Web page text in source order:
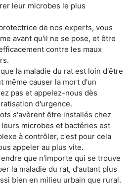
leur microbes le plus
de nos experts, vous
avant qu'il ne se pose, et être
contre les maux
la maladie du rat est loin d'être
même causer la mort d'un
pas et appelez-nous dès
d'urgence.
s'avèrent être installés chez
microbes et bactéries est
à contrôler, c'est pour cela
appeler au plus vite.
que n'importe qui se trouve
la maladie du rat, d'autant plus
bien en milieu urbain que rural.